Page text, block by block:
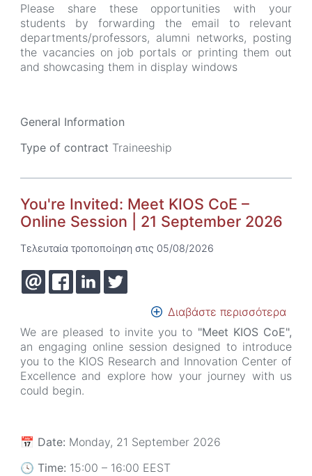
in
the
Please share these opportunities with your
students by forwarding the email to relevant
departments/professors, alumni networks, posting
the vacancies on job portals or printing them out
and showcasing them in display windows
General Information
Type of contract Traineeship
You're Invited: Meet KIOS CoE –
Online Session | 21 September 2026
Τελευταία τροποποίηση στις 05/08/2026
Διαβάστε περισσότερα
το
Meet
We are pleased to invite you to "Meet KIOS CoE",
an engaging online session designed to introduce
you to the KIOS Research and Innovation Center of
Excellence and explore how your journey with us
could begin.
📅 Date: Monday, 21 September 2026
🕓 Time: 15:00 – 16:00 EEST